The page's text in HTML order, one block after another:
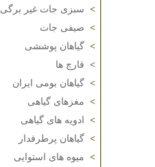
> سبزی جات غیر برگی
> صیفی جات
> گیاهان پوششی
> قارچ ها
> گیاهان بومی ایران
> مغزهای گیاهی
>
ادویه های گیاهی
> گیاهان پرطرفدار
> میوه های استوایی